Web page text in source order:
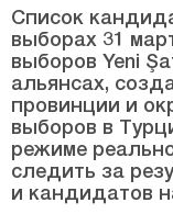
СОМА
ТУРГУТЛУ
ЮНУСЭМРЕ
Мардин
Мерсин
Мугла
Список
выборах 31
выборов Yeni
альянсах,
провинции и
выборов в
режиме
следить за
и кандидатов